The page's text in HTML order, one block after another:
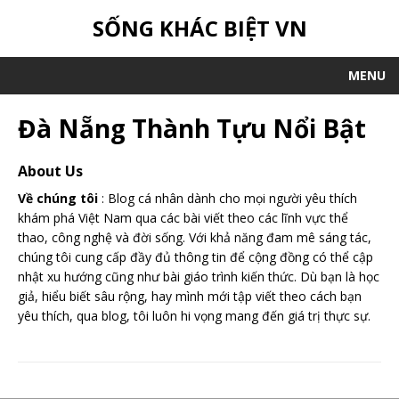
SỐNG KHÁC BIỆT VN
MENU
Đà Nẵng Thành Tựu Nổi Bật
About Us
Về chúng tôi : Blog cá nhân dành cho mọi người yêu thích
khám phá Việt Nam qua các bài viết theo các lĩnh vực thể
thao, công nghệ và đời sống. Với khả năng đam mê sáng tác,
chúng tôi cung cấp đầy đủ thông tin để cộng đồng có thể cập
nhật xu hướng cũng như bài giáo trình kiến thức. Dù bạn là học
giả, hiểu biết sâu rộng, hay mình mới tập viết theo cách bạn
yêu thích, qua blog, tôi luôn hi vọng mang đến giá trị thực sự.